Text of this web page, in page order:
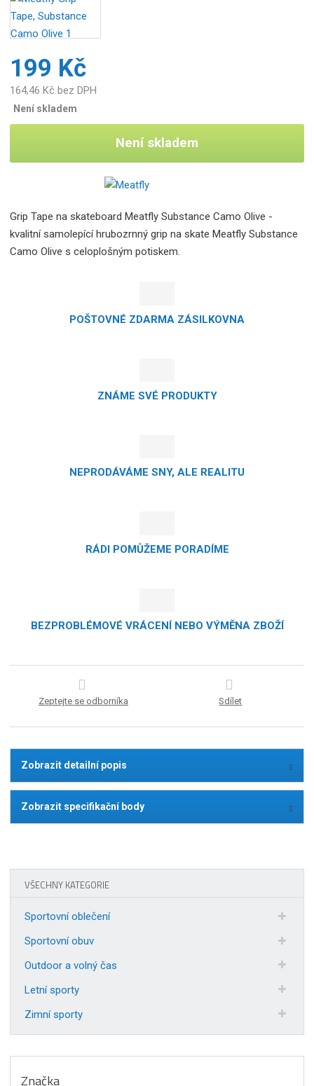
199 Kč
164,46 Kč bez DPH
Není skladem
Není skladem
Grip Tape na skateboard Meatfly Substance Camo Olive -
kvalitní samolepící hrubozrnný grip na skate Meatfly Substance
Camo Olive s celoplošným potiskem.
POŠTOVNÉ ZDARMA ZÁSILKOVNA
ZNÁME SVÉ PRODUKTY
NEPRODÁVÁME SNY, ALE REALITU
RÁDI POMŮŽEME PORADÍME
BEZPROBLÉMOVÉ VRÁCENÍ NEBO VÝMĚNA ZBOŽÍ
Zeptejte se odborníka Sdílet
Zobrazit detailní popis
Zobrazit specifikační body
VŠECHNY KATEGORIE
Sportovní oblečení
Sportovní obuv
Outdoor a volný čas
Letní sporty
Zimní sporty
Značka